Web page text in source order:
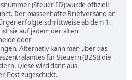
(Steuer-ID) wurde offiziell
Der massenhafte Briefversand an
erfolgte schrittweise ab dem 1.
sie auf jedem der alten
oder
Alternativ kann man über das
für Steuern (BZSt) die
Diese wird dann aus
Post zugeschickt.